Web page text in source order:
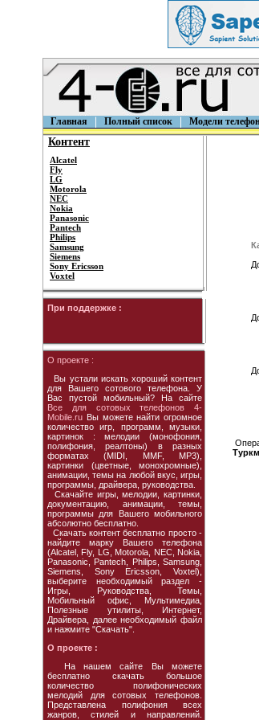
Главная Полный список Модели
Контент
Alcatel
Fly
LG
Motorola
NEC
Nokia
Panasonic
Pantech
Philips
Samsung
Siemens
Sony Ericsson
Voxtel
При поддержке :
О проекте :
Вы устали искать хороший контент
для Вашего сотового телефона. У
Вас пустой мобильный? На сайте
Все для сотовых телефонов 4-
Mobile.ru Вы можете найти огромное
количество игр, программ, музыки,
картинок : мелодии (монофония,
полифония, реалтоны) в разных
форматах (MIDI, MMF, MP3),
картинки (цветные, монохромные),
анимации, темы на любой вкус, игры,
программы, драйвера, руководства.
Скачайте игры, мелодии, картинки,
документацию, анимации, темы,
программы для Вашего мобильного
абсолютно бесплатно.
Скачать контент бесплатно просто -
найдите марку Вашего телефона
(Alcatel, Fly, LG, Motorola, NEC, Nokia,
Panasonic, Pantech, Philips, Samsung,
Siemens, Sony Ericsson, Voxtel),
выберите необходимый раздел -
Игры, Руководства, Темы,
Мобильный офис, Мультимедиа,
Полезные утилиты, Интернет,
Драйвера, далее необходимый файл
и нажмите "Скачать".
О проекте :
На нашем сайте Вы можете
бесплатно скачать большое
количество полифонических
мелодий для сотовых телефонов.
Представлена полифония всех
жанров, стилей и направлений.